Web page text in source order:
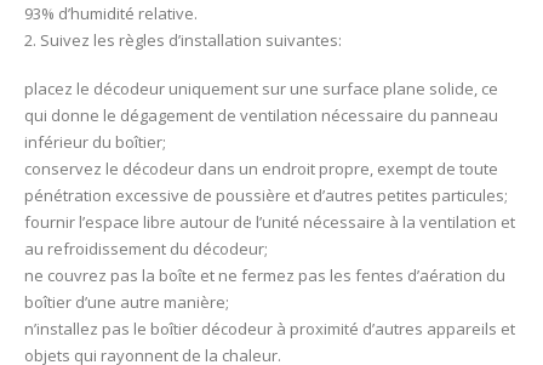
93% d’humidité relative.
2. Suivez les règles d’installation suivantes:
placez le décodeur uniquement sur une surface plane solide, ce
qui donne le dégagement de ventilation nécessaire du panneau
inférieur du boîtier;
conservez le décodeur dans un endroit propre, exempt de toute
pénétration excessive de poussière et d’autres petites particules;
fournir l’espace libre autour de l’unité nécessaire à la ventilation et
au refroidissement du décodeur;
ne couvrez pas la boîte et ne fermez pas les fentes d’aération du
boîtier d’une autre manière;
n’installez pas le boîtier décodeur à proximité d’autres appareils et
objets qui rayonnent de la chaleur.